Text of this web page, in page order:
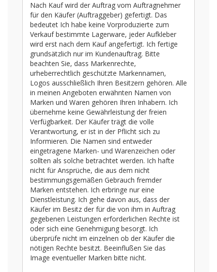
Nach Kauf wird der Auftrag vom Auftragnehmer
für den Käufer (Auftraggeber) gefertigt. Das
bedeutet Ich habe keine Vorproduzierte zum
Verkauf bestimmte Lagerware, jeder Aufkleber
wird erst nach dem Kauf angefertigt. Ich fertige
grundsätzlich nur im Kundenauftrag. Bitte
beachten Sie, dass Markenrechte,
urheberrechtlich geschützte Markennamen,
Logos ausschließlich Ihren Besitzern gehören. Alle
in meinen Angeboten erwähnten Namen von
Marken und Waren gehören Ihren Inhabern. Ich
übernehme keine Gewährleistung der freien
Verfügbarkeit. Der Käufer trägt die volle
Verantwortung, er ist in der Pflicht sich zu
Informieren. Die Namen sind entweder
eingetragene Marken- und Warenzeichen oder
sollten als solche betrachtet werden. Ich hafte
nicht für Ansprüche, die aus dem nicht
bestimmungsgemäßen Gebrauch fremder
Marken entstehen. Ich erbringe nur eine
Dienstleistung. Ich gehe davon aus, dass der
Käufer im Besitz der für die von ihm in Auftrag
gegebenen Leistungen erforderlichen Rechte ist
oder sich eine Genehmigung besorgt. Ich
überprüfe nicht im einzelnen ob der Käufer die
nötigen Rechte besitzt. Beeinflußen Sie das
Image eventueller Marken bitte nicht.